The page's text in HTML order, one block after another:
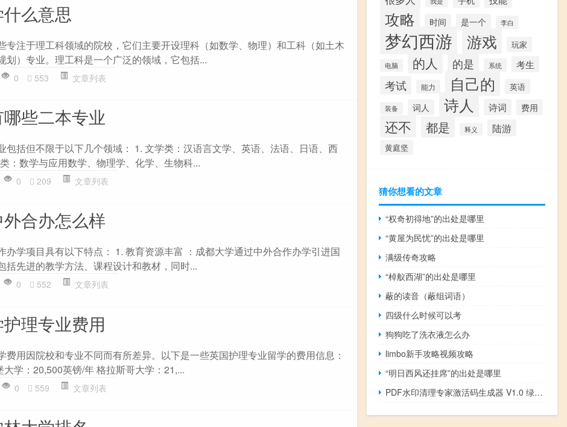
么意思
专注于理工科领域的院校，它们主要开设理科（如数学、物理）和工科（如土木
划）专业。理工科是一个广泛的领域，它包括...
0 553 文章列表
些二本专业
包括但不限于以下几个领域： 1. 文学类：汉语言文学、英语、法语、日语、西
：数学与应用数学、物理学、化学、生物科...
0 209 文章列表
合办怎么样
办学项目具有以下特点： 1. 教育资源丰富 ：成都大学通过中外合作办学引进国
括先进的教学方法、课程设计和教材，同时...
0 552 文章列表
理专业费用
费用因院校和专业不同而有所差异。以下是一些英国护理专业留学的费用信息：
学：20,500英镑/年 格拉斯哥大学：21,...
0 559 文章列表
攻略 时间 是一个 李白
梦幻西游 游戏 玩家
电脑 的人 的是 系统 考生
考试 能力 自己的 英语
装备 词人 诗人 诗词 费用
还不 都是 释义 陆游
黄庭坚
猜你想看的文章
“权奇初得地”的出处是哪里
“黄屋为民忧”的出处是哪里
满级传奇攻略
“棹舣西湖”的出处是哪里
蔽的读音（蔽组词语）
四级什么时候可以考
狗狗吃了洗衣液怎么办
limbo新手攻略视频攻略
“明日西风还挂席”的出处是哪里
PDF水印清理专家激活码生成器 V1.0 绿色免费版（PDF水印清理专家激活码生成器 V1.0 绿色免费版功能简介）